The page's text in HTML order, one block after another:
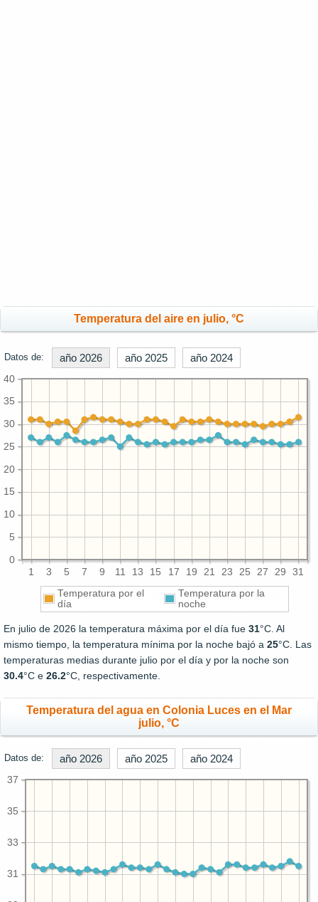
Temperatura del aire en julio, °C
Datos de: año 2026 año 2025 año 2024
1 3 5 7 9 11 13 15 17 19 21 23 25 27 29 31
0
5
10
15
20
25
30
35
40
Temperatura por el
día
Temperatura por la
noche
En julio de 2026 la temperatura máxima por el día fue 31°C. Al
mismo tiempo, la temperatura mínima por la noche bajó a 25°C. Las
temperaturas medias durante julio por el día y por la noche son
30.4°C e 26.2°C, respectivamente.
Temperatura del agua en Colonia Luces en el Mar
julio, °C
Datos de: año 2026 año 2025 año 2024
31
33
35
37